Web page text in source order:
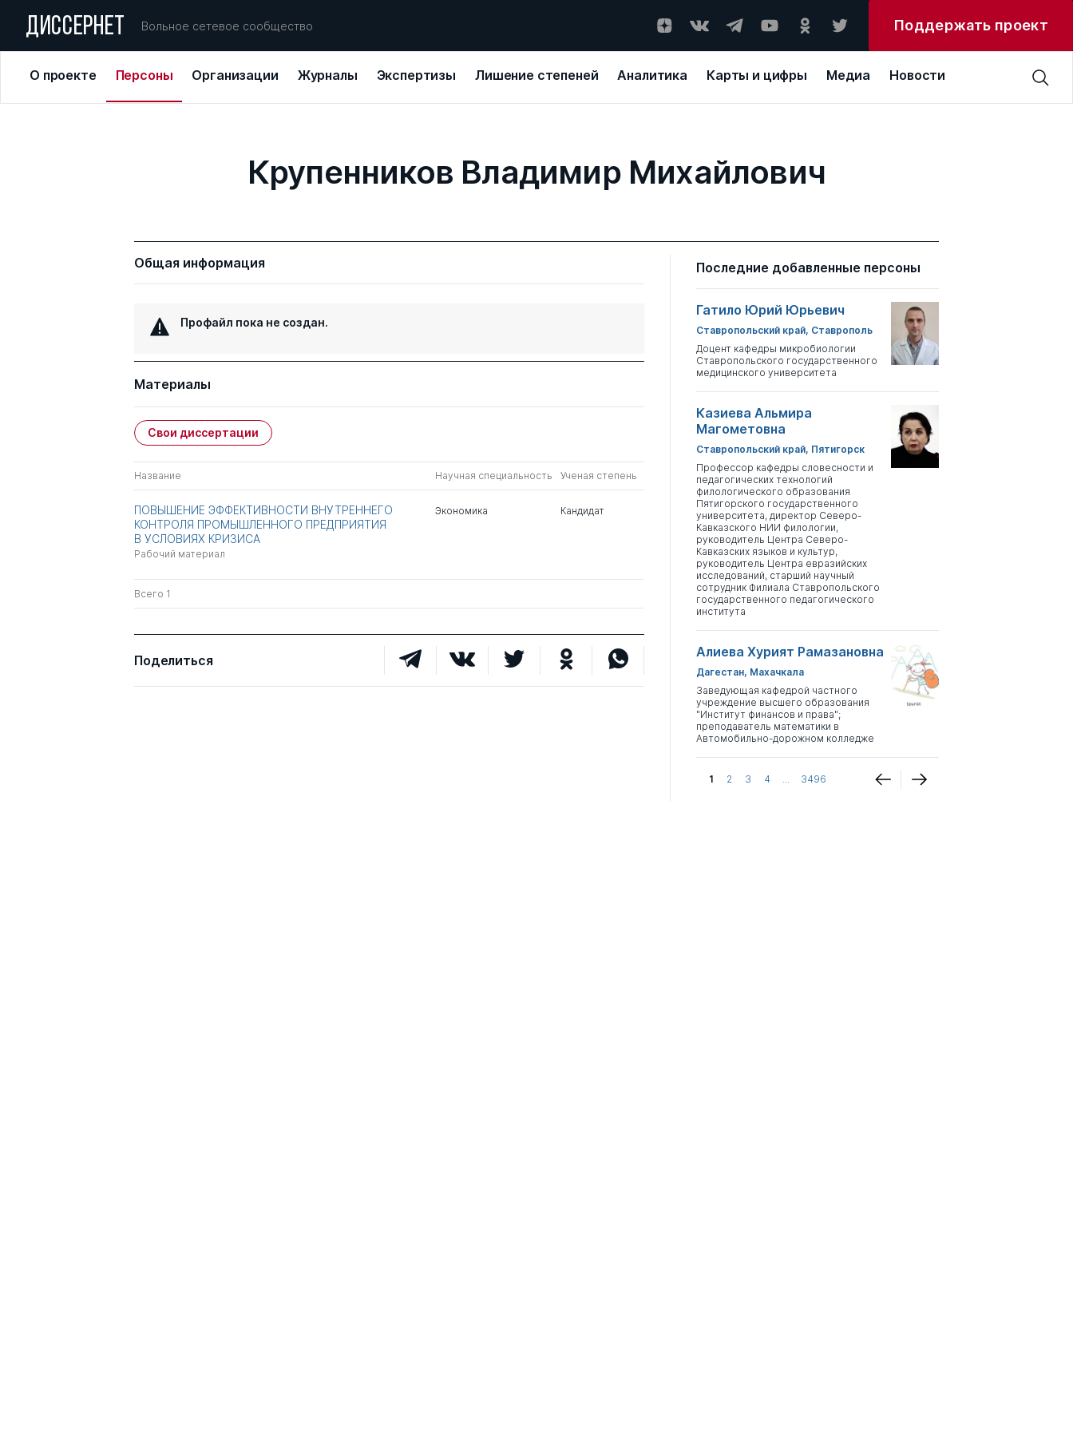
ДИССЕРНЕТ Вольное сетевое сообщество Поддержать проект
О проекте Персоны Организации Журналы Экспертизы Лишение степеней Аналитика Карты и цифры Медиа Новости
Крупенников Владимир Михайлович
Общая информация
Профайл пока не создан.
Материалы
Свои диссертации
Название Научная специальность Ученая степень
ПОВЫШЕНИЕ ЭФФЕКТИВНОСТИ ВНУТРЕННЕГО
КОНТРОЛЯ ПРОМЫШЛЕННОГО ПРЕДПРИЯТИЯ
В УСЛОВИЯХ КРИЗИСА
Рабочий материал
Экономика Кандидат
Всего 1
Поделиться
Последние добавленные персоны
Гатило Юрий Юрьевич
Ставропольский край, Ставрополь
Доцент кафедры микробиологии
Ставропольского государственного
медицинского университета
Казиева Альмира
Магометовна
Ставропольский край, Пятигорск
Профессор кафедры словесности и
педагогических технологий
филологического образования
Пятигорского государственного
университета, директор Северо-
Кавказского НИИ филологии,
руководитель Центра Северо-
Кавказских языков и культур,
руководитель Центра евразийских
исследований, старший научный
сотрудник Филиала Ставропольского
государственного педагогического
института
Алиева Хурият Рамазановна
Дагестан, Махачкала
Заведующая кафедрой частного
учреждение высшего образования
"Институт финансов и права";
преподаватель математики в
Автомобильно-дорожном колледже
1 2 3 4 ... 3496